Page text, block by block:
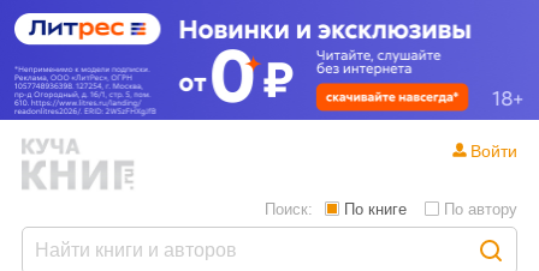
Поиск: По книге По автору
Войти